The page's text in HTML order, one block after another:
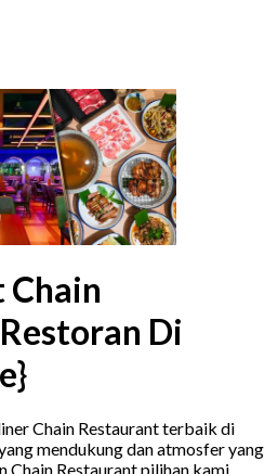
Chain
Di
Chain Restaurant terbaik di
mendukung dan atmosfer yang
Restaurant pilihan kami